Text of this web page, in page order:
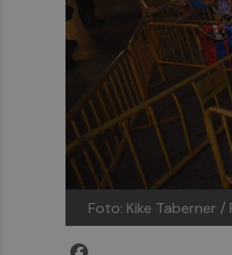
Foto: Kike Taberner /